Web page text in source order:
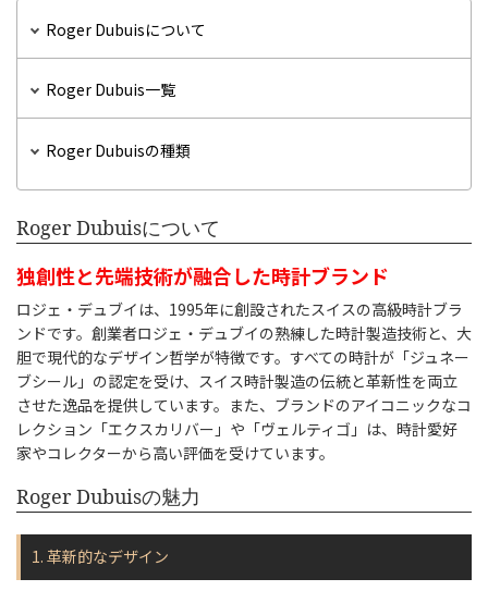
Roger Dubuisについて
Roger Dubuis一覧
Roger Dubuisの種類
Roger Dubuisについて
独創性と先端技術が融合した時計ブランド
ロジェ・デュブイは、1995年に創設されたスイスの高級時計ブラ
ンドです。創業者ロジェ・デュブイの熟練した時計製造技術と、大
胆で現代的なデザイン哲学が特徴です。すべての時計が「ジュネー
ブシール」の認定を受け、スイス時計製造の伝統と革新性を両立
させた逸品を提供しています。また、ブランドのアイコニックなコ
レクション「エクスカリバー」や「ヴェルティゴ」は、時計愛好
家やコレクターから高い評価を受けています。
Roger Dubuisの魅力
1. 革新的なデザイン